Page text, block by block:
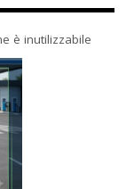
è inutilizzabile